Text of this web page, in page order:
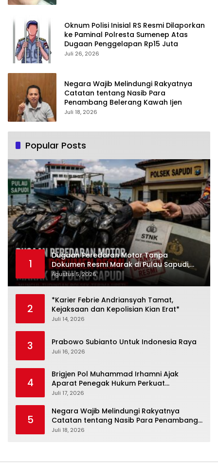
Oknum Polisi Inisial RS Resmi Dilaporkan
ke Paminal Polresta Sumenep Atas
Dugaan Penggelapan Rp15 Juta
Juli 26, 2026
Negara Wajib Melindungi Rakyatnya
Catatan tentang Nasib Para
Penambang Belerang Kawah Ijen
Juli 18, 2026
Popular Posts
1
Dugaan Peredaran Motor Tanpa
Dokumen Resmi Marak di Pulau Sapudi,
Polsek Diduga Terima Upeti
Agustus 5, 2026
2
*Karier Febrie Andriansyah Tamat,
Kejaksaan dan Kepolisian Kian Erat*
Juli 14, 2026
3 Prabowo Subianto Untuk Indonesia Raya
Juli 16, 2026
4
Brigjen Pol Muhammad Irhamni Ajak
Aparat Penegak Hukum Perkuat
Kolaborasi Berantas Kejahatan
Juli 17, 2026
5
Negara Wajib Melindungi Rakyatnya
Catatan tentang Nasib Para Penambang
Belerang Kawah Ijen
Juli 18, 2026